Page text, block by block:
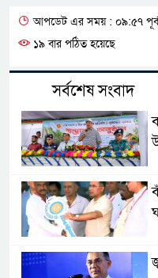
আপডেট এর সময় : ০৯:৫৭
১৯ বার পঠিত হয়েছে
সর্বশেষ সংবাদ